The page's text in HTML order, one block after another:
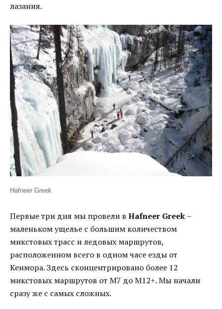
лазания.
Hafneer Greek
Первые три дня мы провели в Hafneer Greek –
маленьком ущелье с большим количеством
микстовых трасс и ледовых маршрутов,
расположенном всего в одном часе езды от
Кенмора. Здесь сконцентрировано более 12
микстовых маршрутов от М7 до М12+. Мы начали
сразу же с самых сложных.